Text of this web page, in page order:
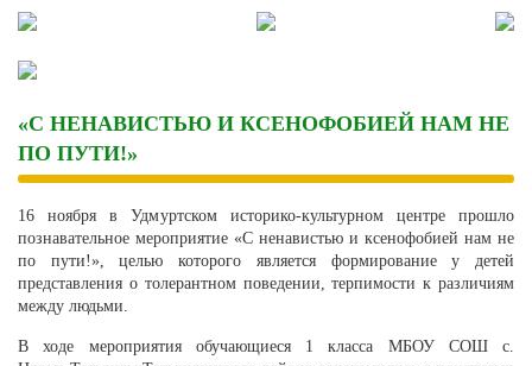
Skip
content
«С НЕНАВИСТЬЮ И КСЕНОФОБИЕЙ НАМ НЕ
ПО ПУТИ!»
16 ноября в Удмуртском историко-культурном центре прошло
познавательное мероприятие «С ненавистью и ксенофобией нам не
по пути!», целью которого является формирование у детей
представления о толерантном поведении, терпимости к различиям
между людьми.
В ходе мероприятия обучающиеся 1 класса МБОУ СОШ с.